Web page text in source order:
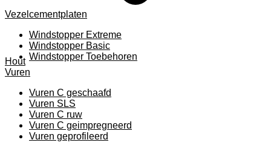
Vezelcementplaten
Windstopper Extreme
Windstopper Basic
Windstopper Toebehoren
Hout
Vuren
Vuren C geschaafd
Vuren SLS
Vuren C ruw
Vuren C geimpregneerd
Vuren geprofileerd